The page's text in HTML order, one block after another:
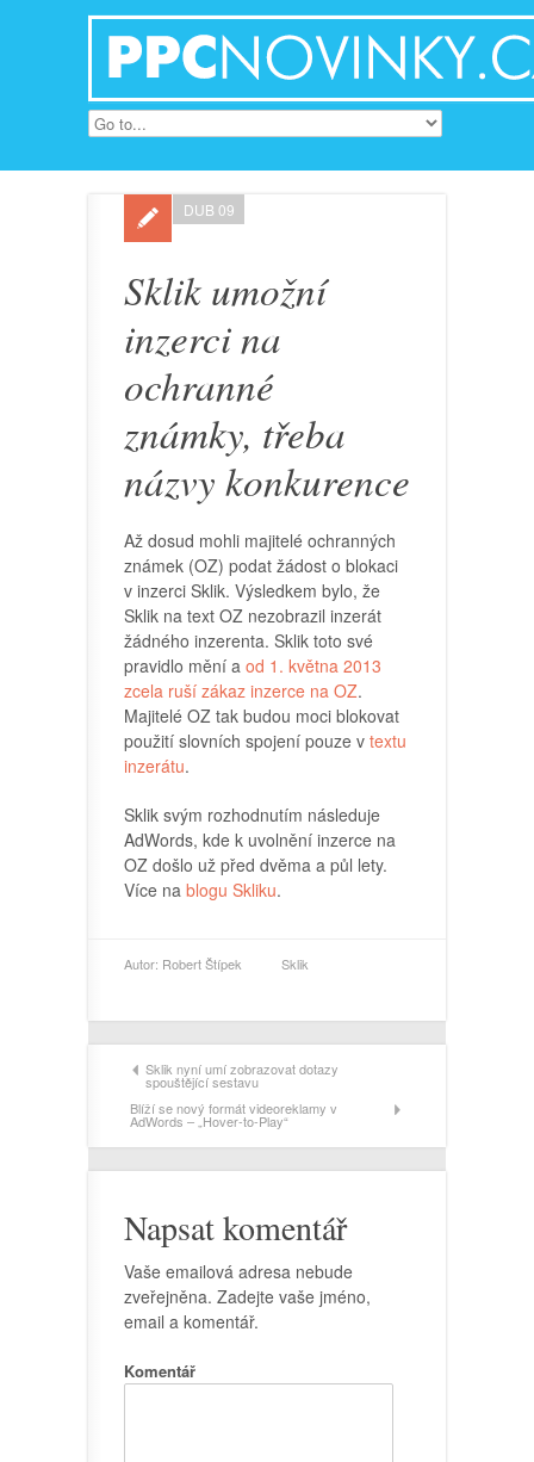
Sklik umožní
inzerci na
ochranné
známky, třeba
názvy konkurence
DUB 09
Až dosud mohli majitelé ochranných
známek (OZ) podat žádost o blokaci
v inzerci Sklik. Výsledkem bylo, že
Sklik na text OZ nezobrazil inzerát
žádného inzerenta. Sklik toto své
pravidlo mění a od 1. května 2013
zcela ruší zákaz inzerce na OZ.
Majitelé OZ tak budou moci blokovat
použití slovních spojení pouze v textu
inzerátu.
Sklik svým rozhodnutím následuje
AdWords, kde k uvolnění inzerce na
OZ došlo už před dvěma a půl lety.
Více na blogu Skliku.
Autor: Robert Štípek Sklik
Sklik nyní umí zobrazovat dotazy
spouštějící sestavu
Blíží se nový formát videoreklamy v
AdWords – „Hover-to-Play“
Napsat komentář
Vaše emailová adresa nebude
zveřejněna. Zadejte vaše jméno,
email a komentář.
Komentář